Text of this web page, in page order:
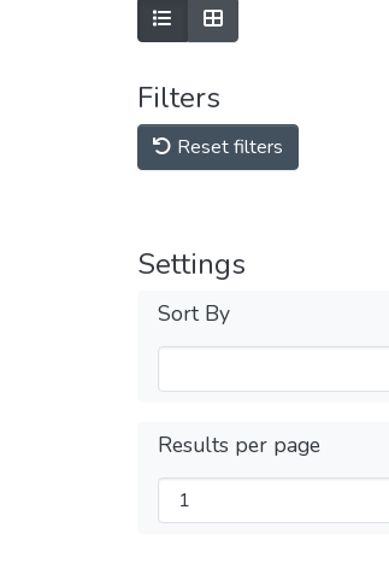
Filters
Reset filters
Settings
Sort By
Results per page